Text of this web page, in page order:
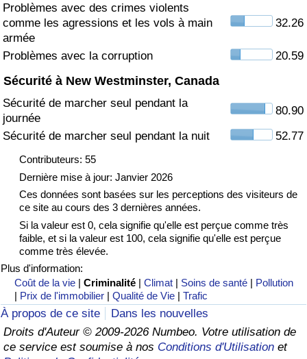
Problèmes avec des crimes violents
comme les agressions et les vols à main
armée
32.26
Problèmes avec la corruption 20.59
Sécurité à New Westminster, Canada
Sécurité de marcher seul pendant la
journée
80.90
Sécurité de marcher seul pendant la nuit
52.77
Contributeurs: 55
Dernière mise à jour: Janvier 2026
Ces données sont basées sur les perceptions des visiteurs de
ce site au cours des 3 dernières années.
Si la valeur est 0, cela signifie qu'elle est perçue comme très
faible, et si la valeur est 100, cela signifie qu'elle est perçue
comme très élevée.
Plus d'information:
Coût de la vie |Criminalité |Climat | Soins de santé | Pollution
| Prix de l'immobilier |Qualité de Vie |Trafic
À propos de ce site
Dans les nouvelles
Droits d'Auteur © 2009-2026 Numbeo. Votre utilisation de
ce service est soumise à nos Conditions d'Utilisation et
Indice de Pollution par Pays
Trafic
Indice de Trafic
Indice de Trafic (Actuel)
Indice de Trafic par Pays